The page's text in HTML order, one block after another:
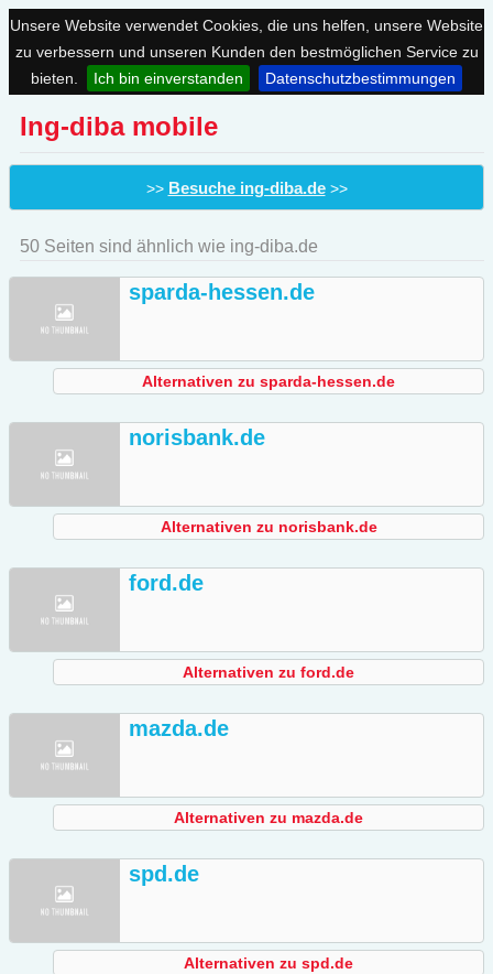
Unsere Website verwendet Cookies, die uns helfen, unsere Website
zu verbessern und unseren Kunden den bestmöglichen Service zu
bieten.
Ich bin einverstanden Datenschutzbestimmungen
Ing-diba mobile
>> Besuche ing-diba.de>>
50 Seiten sind ähnlich wie ing-diba.de
sparda-hessen.de
Alternativen zu sparda-hessen.de
norisbank.de
Alternativen zu norisbank.de
ford.de
Alternativen zu ford.de
mazda.de
Alternativen zu mazda.de
spd.de
Alternativen zu spd.de